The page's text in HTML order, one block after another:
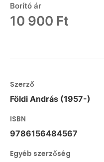
Borító ár
10 900 Ft
Szerző
Földi András (1957-)
ISBN
9786156484567
Egyéb szerzőség